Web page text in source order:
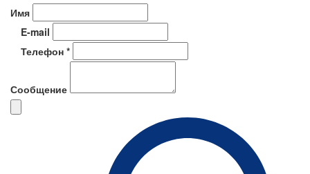
Имя
E-mail
Телефон *
Сообщение